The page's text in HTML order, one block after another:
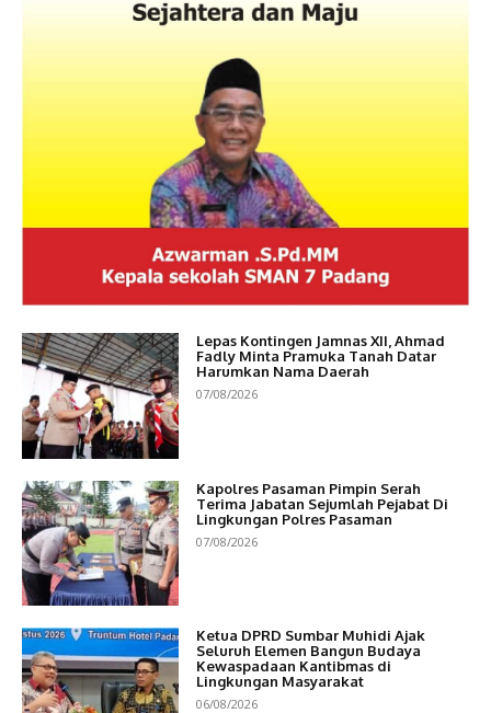
Lepas Kontingen Jamnas XII, Ahmad
Fadly Minta Pramuka Tanah Datar
Harumkan Nama Daerah
07/08/2026
Kapolres Pasaman Pimpin Serah
Terima Jabatan Sejumlah Pejabat Di
Lingkungan Polres Pasaman
07/08/2026
Ketua DPRD Sumbar Muhidi Ajak
Seluruh Elemen Bangun Budaya
Kewaspadaan Kantibmas di
Lingkungan Masyarakat
06/08/2026